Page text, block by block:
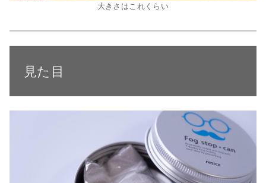
大きさはこれくらい
見た目